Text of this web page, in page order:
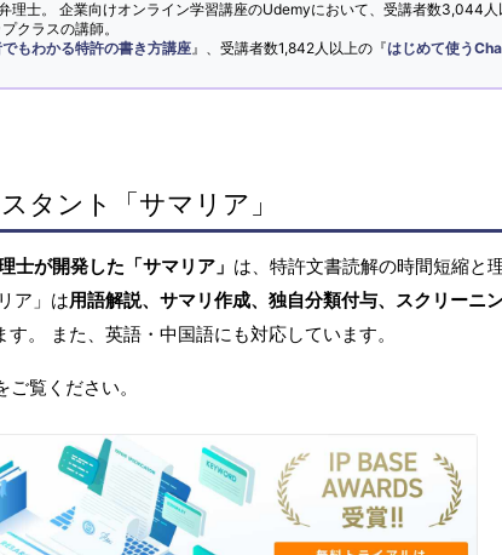
理士。 企業向けオンライン学習講座のUdemyにおいて、受講者数3,044人
クラスの講師。
もわかる特許の書き方講座 』、受講者数1,842人以上の『はじめて使う
タント「サマリア」
士が開発した「サマリア」 は、特許文書読解の時間短縮と
ア」は用語解説、サマリ作成、独自分類付与、スクリーニ
。 また、英語・中国語にも対応しています。
覧ください。